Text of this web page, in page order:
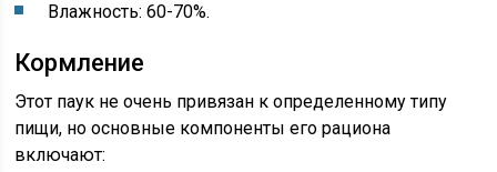
Влажность: 60-70%.
Кормление
Этот паук не очень привязан к определенному типу
пищи, но основные компоненты его рациона
включают: